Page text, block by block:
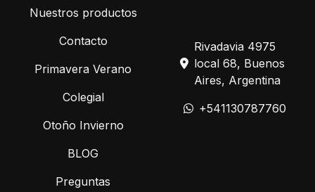
Nuestros productos
Contacto
Primavera Verano
Colegial
Otoño Invierno
BLOG
Preguntas
Rivadavia 4975
local 68, Buenos
Aires, Argentina
+541130787760